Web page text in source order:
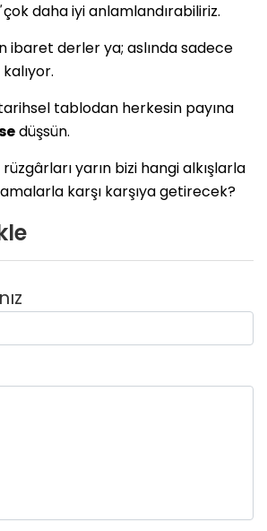
çok daha iyi anlamlandırabiliriz.
ibaret derler ya; aslında sadece
tablodan herkesin payına
düşsün.
yarın bizi hangi alkışlarla
karşı karşıya getirecek?